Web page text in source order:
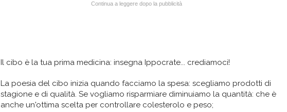
Continua a leggere dopo la pubblicità
Il cibo è la tua prima medicina: insegna Ippocrate... crediamoci!
La poesia del cibo inizia quando facciamo la spesa: scegliamo prodotti di
stagione e di qualità. Se vogliamo risparmiare diminuiamo la quantità: che è
anche un'ottima scelta per controllare colesterolo e peso;